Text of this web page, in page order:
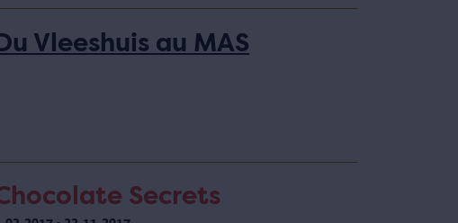
Vleeshuis au MAS
Secrets